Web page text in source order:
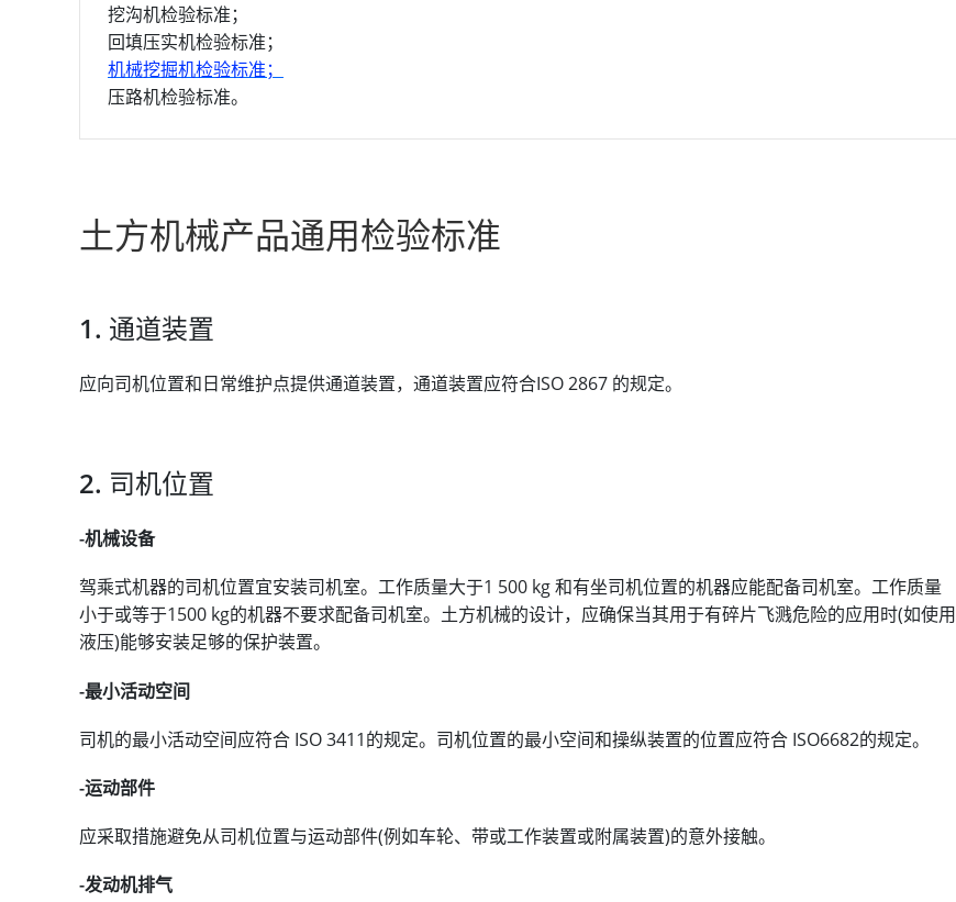
挖沟机检验标准；
回填压实机检验标准；
机械挖掘机检验标准；
压路机检验标准。
土方机械产品通用检验标准
1. 通道装置
应向司机位置和日常维护点提供通道装置，通道装置应符合ISO 2867 的规定。
2. 司机位置
-机械设备
驾乘式机器的司机位置宜安装司机室。工作质量大于1 500 kg 和有坐司机位置的机器应能配备司机室。工作质量
小于或等于1500 kg的机器不要求配备司机室。土方机械的设计，应确保当其用于有碎片飞溅危险的应用时(如使用
液压)能够安装足够的保护装置。
-最小活动空间
司机的最小活动空间应符合 ISO 3411的规定。司机位置的最小空间和操纵装置的位置应符合 ISO6682的规定。
-运动部件
应采取措施避免从司机位置与运动部件(例如车轮、带或工作装置或附属装置)的意外接触。
-发动机排气